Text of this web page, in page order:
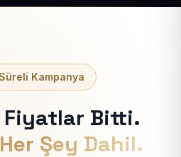
Süreli Kampanya
Fiyatlar Bitti.
Şey Dahil.